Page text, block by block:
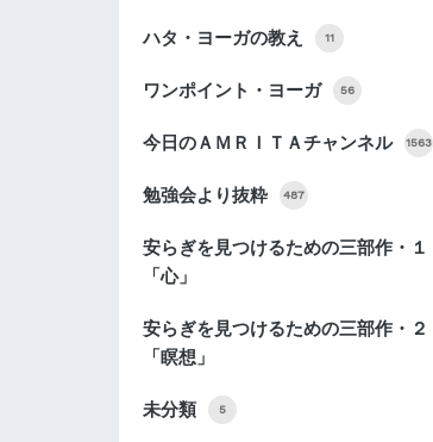
ハタ・ヨーガの教え 11
ワンポイント・ヨーガ 56
今日のＡＭＲＩＴＡチャンネル 1563
勉強会より抜粋 487
安らぎを見つけるための三部作・１
「心」
安らぎを見つけるための三部作・２
「瞑想」
未分類 5